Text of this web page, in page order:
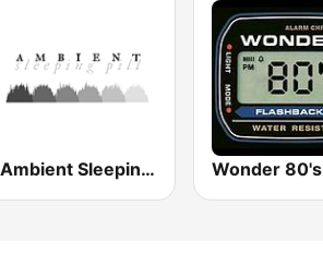
Ambient Sleeping Pill Wonder 80's